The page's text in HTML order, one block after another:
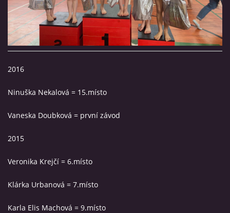
TRENÉŘI
NAŠE ZÁVODNICE
SRDÍČKA
NAŠE BÝVALÉ ZÁVODNICE
2016
Ninuška Nekalová = 15.místo
Vaneska Doubková = první závod
2015
Veronika Krejčí = 6.místo
Klárka Urbanová = 7.místo
Karla Elis Machová = 9.místo